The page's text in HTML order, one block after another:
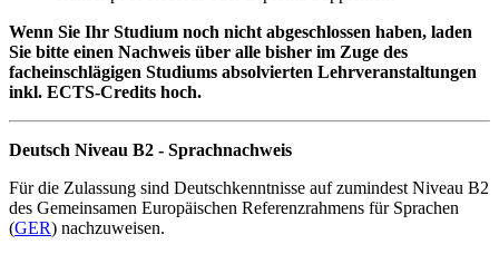
Wenn Sie Ihr Studium noch nicht abgeschlossen haben, laden
Sie bitte einen Nachweis über alle bisher im Zuge des
facheinschlägigen Studiums absolvierten Lehrveranstaltungen
inkl. ECTS-Credits hoch.
Deutsch Niveau B2 - Sprachnachweis
Für die Zulassung sind Deutschkenntnisse auf zumindest Niveau B2
des Gemeinsamen Europäischen Referenzrahmens für Sprachen
(GER) nachzuweisen.